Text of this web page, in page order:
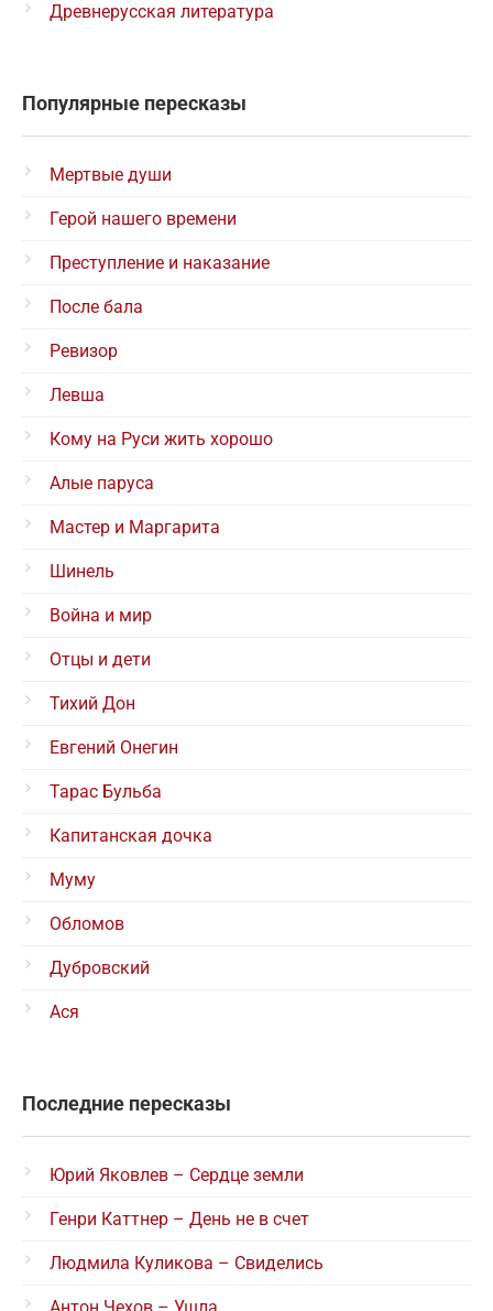
Древнерусская литература
Популярные пересказы
Мертвые души
Герой нашего времени
Преступление и наказание
После бала
Ревизор
Левша
Кому на Руси жить хорошо
Алые паруса
Мастер и Маргарита
Шинель
Война и мир
Отцы и дети
Тихий Дон
Евгений Онегин
Тарас Бульба
Капитанская дочка
Муму
Обломов
Дубровский
Ася
Последние пересказы
Юрий Яковлев – Сердце земли
Генри Каттнер – День не в счет
Людмила Куликова – Свиделись